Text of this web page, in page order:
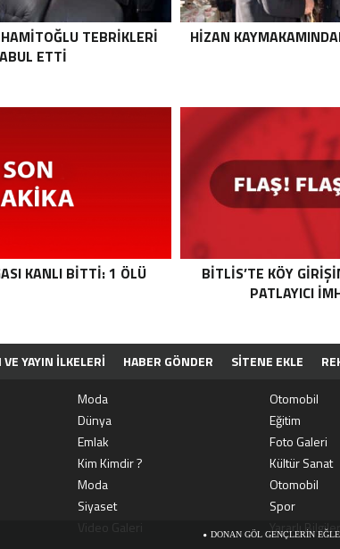
TEBRIKLERI
ETTI
HIZAN
KANLI BITTI: 1 ÖLÜ
BITLIS’TE KÖY
PATLAYICI
YAYIN İLKELERI HABER GÖNDER SİTENE EKLE
MOVIEBOX APP
Moda
Otomobil
Dünya
Eğitim
Emlak
Foto Galeri
Kim Kimdir ?
Kültür Sanat
Moda
Otomobil
Siyaset
Spor
Yararlı Bilgiler
DONAN GÖL GENÇLERIN EĞLENCE ALANI